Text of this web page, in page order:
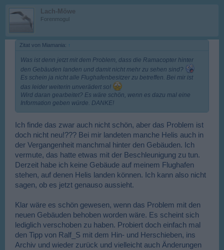
Lach-Möwe
Forenmogul
Zitat von Miamania: ↑
Was ist denn jetzt mit dem Problem, dass die Ramacopter hinter
den Gebäuden landen und damit nicht mehr zu sehen sind?
Es schein ja nicht alle Flughafenbesitzer zu betreffen. Bei mir ist
das leider weiterin unverädert so!
Wird daran gearbeitet? Es wäre schön, wenn es dazu mal eine
Information geben würde. DANKE!
Ich finde das zwar auch nicht schön, aber das Problem ist
doch nicht neu!??? Bei mir landeten manche Helis auch in
der Vergangenheit manchmal hinter den Gebäuden. Ich
vermute, das hatte etwas mit der Beschleunigung zu tun.
Derzeit habe ich keine Gebäude auf meinem Flughafen
stehen, auf denen Helis landen können. Ich kann also nicht
sagen, ob es jetzt genauso aussieht.
Klar wäre es schön gewesen, wenn das Problem mit den
neuen Gebäuden behoben worden wäre. Es scheint sich
lediglich verschoben zu haben. Probiert doch einfach mal
den Tipp von Ralf_S mit dem Hin- und Herschieben, ins
Archiv und wieder zurück und vielleicht auch Änderungen